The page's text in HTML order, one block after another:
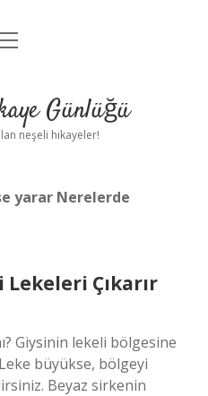
Uyarı Günlüğü
neşeli hikayeler!
yarar Nerelerde
Çıkarır
Giysinin lekeli bölgesine
büyükse, bölgeyi
Beyaz sirkenin